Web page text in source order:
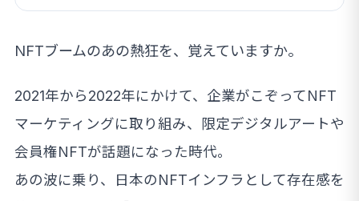
NFTブームのあの熱狂を、覚えていますか。
2021年から2022年にかけて、企業がこぞってNFT
マーケティングに取り組み、限定デジタルアートや
会員権NFTが話題になった時代。
あの波に乗り、日本のNFTインフラとして存在感を